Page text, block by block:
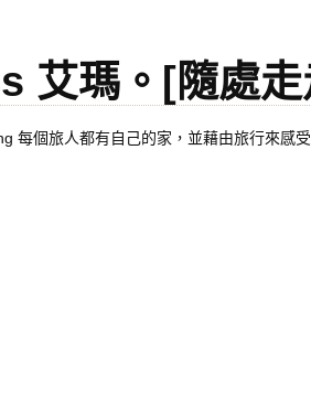
艾瑪。[隨處走
每個旅人都有自己的家，並藉由旅行來感受